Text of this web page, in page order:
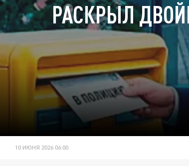
РАСКРЫЛ
10 ИЮНЯ 2026 06:00